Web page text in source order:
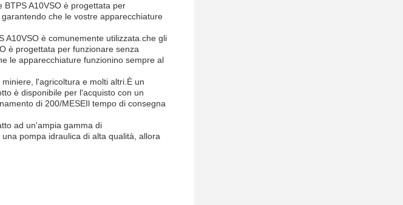
A10VSO è progettata per
che le vostre apparecchiature
A10VSO è comunemente utilizzata.che gli
è progettata per funzionare senza
le apparecchiature funzionino sempre al
l'agricoltura e molti altri.È un
è disponibile per l'acquisto con un
di 200/MESEIl tempo di consegna
ad un'ampia gamma di
pompa idraulica di alta qualità, allora